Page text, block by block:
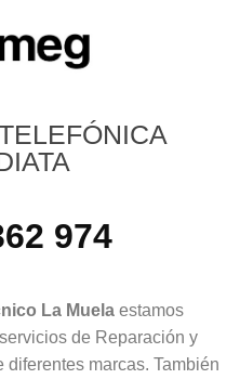
974
La Muela estamos
de Reparación y
marcas. También